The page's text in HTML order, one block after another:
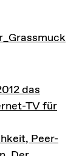
das
das
TV für
Peer-